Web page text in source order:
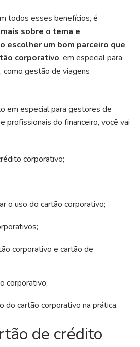
todos esses benefícios, é
sobre o tema e
escolher um bom parceiro que
corporativo, em especial para
como gestão de viagens
em especial para gestores de
profissionais do financeiro, você vai
corporativo;
o uso do cartão corporativo;
corporativo e cartão de
corporativo;
do cartão corporativo na prática.
de crédito